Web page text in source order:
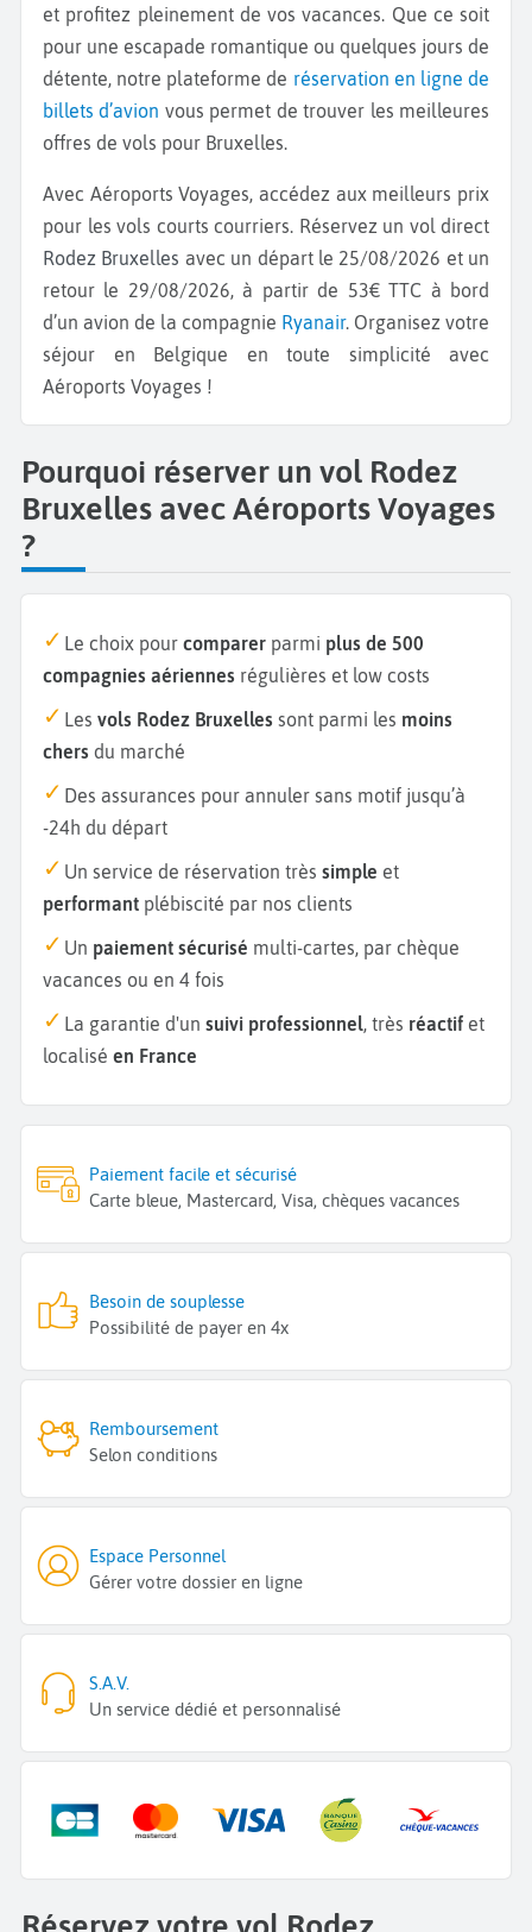
et profitez pleinement de vos vacances. Que ce soit
pour une escapade romantique ou quelques jours de
détente, notre plateforme de réservation en ligne de
billets d’avion vous permet de trouver les meilleures
offres de vols pour Bruxelles.
Avec Aéroports Voyages, accédez aux meilleurs prix
pour les vols courts courriers. Réservez un vol direct
Rodez Bruxelles avec un départ le 25/08/2026 et un
retour le 29/08/2026, à partir de 53€ TTC à bord
d’un avion de la compagnie Ryanair. Organisez votre
séjour en Belgique en toute simplicité avec
Aéroports Voyages !
Pourquoi réserver un vol Rodez
Bruxelles avec Aéroports Voyages
?
Le choix pour comparer parmi plus de 500
compagnies aériennes régulières et low costs
Les vols Rodez Bruxelles sont parmi les moins
chers du marché
Des assurances pour annuler sans motif jusqu’à
-24h du départ
Un service de réservation très simple et
performant plébiscité par nos clients
Un paiement sécurisé multi-cartes, par chèque
vacances ou en 4 fois
La garantie d'un suivi professionnel, très réactif et
localisé en France
Paiement facile et sécurisé
Carte bleue, Mastercard, Visa, chèques vacances
Besoin de souplesse
Possibilité de payer en 4x
Remboursement
Selon conditions
Espace Personnel
Gérer votre dossier en ligne
S.A.V.
Un service dédié et personnalisé